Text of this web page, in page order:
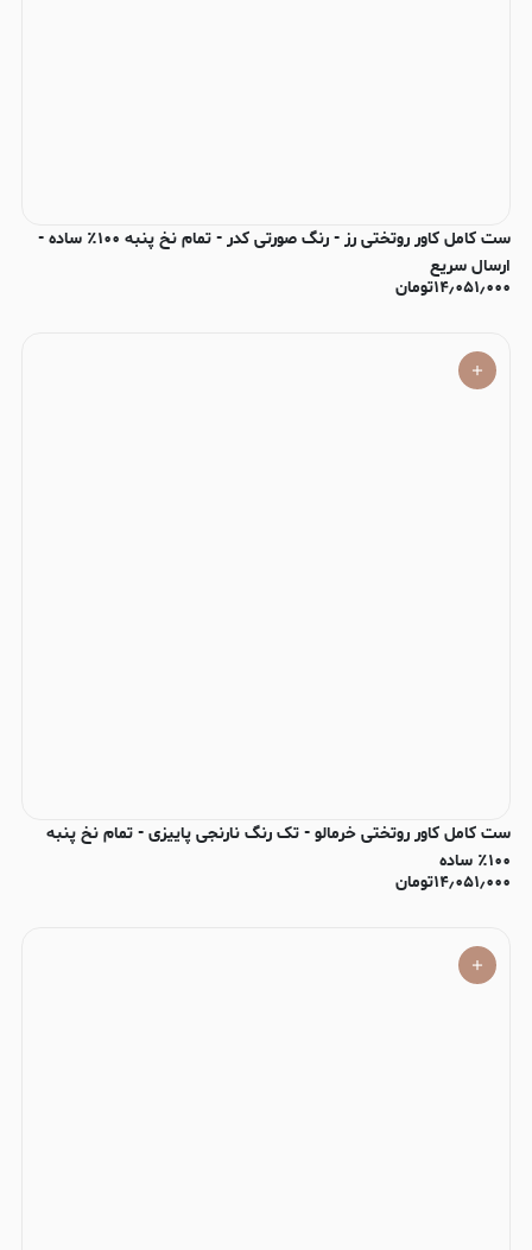
ست کامل کاور روتختی رز - رنگ صورتی کدر - تمام نخ پنبه ۱۰۰٪ ساده -
ارسال سریع
۱۴٫۰۵۱٫۰۰۰تومان
ست کامل کاور روتختی خرمالو - تک رنگ نارنجی پاییزی - تمام نخ پنبه
۱۰۰٪ ساده
۱۴٫۰۵۱٫۰۰۰تومان